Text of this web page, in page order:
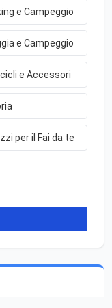
e Campeggio
e Campeggio
e Accessori
per il Fai da te